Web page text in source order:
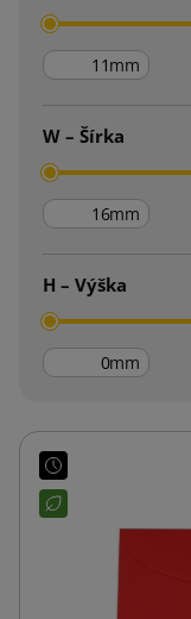
mm
W – Šírka
mm
H – Výška
mm